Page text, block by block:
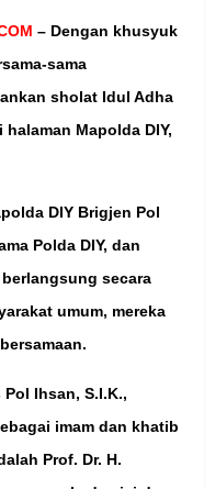
– Dengan khusyuk
sama
sholat Idul Adha
Mapolda DIY,
DIY Brigjen Pol
Polda DIY, dan
secara
umum, mereka
Ihsan, S.I.K.,
imam dan khatib
Prof. Dr. H.